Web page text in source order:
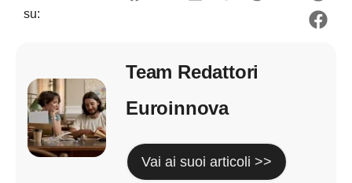
su:
Team Redattori
Euroinnova
Vai ai suoi articoli >>